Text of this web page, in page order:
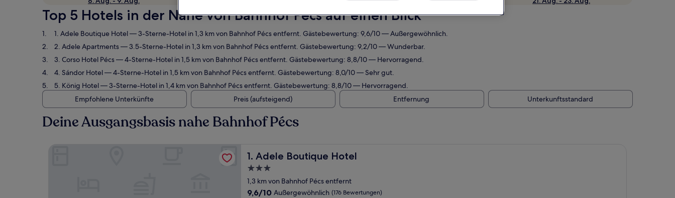
Top 5 Hotels in der Nähe von Bahnhof Pécs auf einen Blick
1. Adele Boutique Hotel— 3-Sterne-Hotel in 1,3 km von Bahnhof Pécs entfernt. Gästebewertung: 9,6/10 — Außergewöhnlich.
2. Adele Apartments— 3.5-Sterne-Hotel in 1,3 km von Bahnhof Pécs entfernt. Gästebewertung: 9,2/10 — Wunderbar.
3. Corso Hotel Pécs— 4-Sterne-Hotel in 1,5 km von Bahnhof Pécs entfernt. Gästebewertung: 8,8/10 — Hervorragend.
4. Sándor Hotel— 4-Sterne-Hotel in 1,5 km von Bahnhof Pécs entfernt. Gästebewertung: 8,0/10 — Sehr gut.
5. König Hotel— 3-Sterne-Hotel in 1,4 km von Bahnhof Pécs entfernt. Gästebewertung: 8,8/10 — Hervorragend.
Empfohlene Unterkünfte
Preis (aufsteigend) Entfernung Unterkunftsstandard
Deine Ausgangsbasis nahe Bahnhof Pécs
1. Adele Boutique Hotel
Adele Boutique Hotel
3.0-
Sterne-
Unterkunft
1,3 km von Bahnhof Pécs entfernt
9.6
9,6/10 Außergewöhnlich (176 Bewertungen)